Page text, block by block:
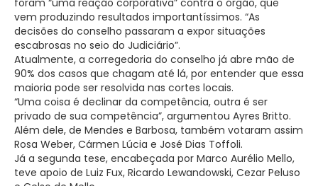
vem produzindo resultados importantíssimos. “As
decisões do conselho passaram a expor situações
escabrosas no seio do Judiciário”.
Atualmente, a corregedoria do conselho já abre mão de
90% dos casos que chagam até lá, por entender que essa
maioria pode ser resolvida nas cortes locais.
“Uma coisa é declinar da competência, outra é ser
privado de sua competência”, argumentou Ayres Britto.
Além dele, de Mendes e Barbosa, também votaram assim
Rosa Weber, Cármen Lúcia e José Dias Toffoli.
Já a segunda tese, encabeçada por Marco Aurélio Mello,
teve apoio de Luiz Fux, Ricardo Lewandowski, Cezar Peluso